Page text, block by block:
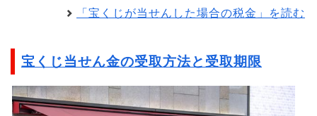
「宝くじが当せんした場合の税金」を読む
宝くじ当せん金の受取方法と受取期限